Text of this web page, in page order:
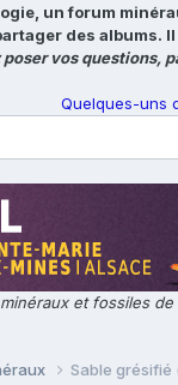
un forum
des
poser vos questions,
Quelques-uns
et fossiles
Sable grésifié